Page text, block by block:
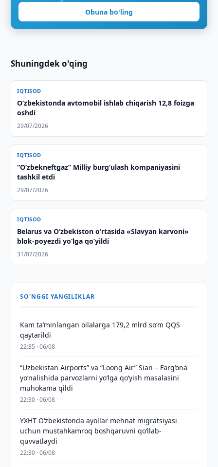
Obuna bo'ling
Shuningdek o'qing
IQTISOD
O‘zbekistonda avtomobil ishlab chiqarish 12,8 foizga
oshdi
29/07/2026
IQTISOD
“Oʻzbekneftgaz” Milliy burgʻulash kompaniyasini
tashkil etdi
29/07/2026
IQTISOD
Belarus va O‘zbekiston o‘rtasida «Slavyan karvoni»
blok-poyezdi yo‘lga qo‘yildi
31/07/2026
SO'NGGI YANGILIKLAR
Kam taʼminlangan oilalarga 179,2 mlrd so‘m QQS
qaytarildi
22:35 · 06/08
“Uzbekistan Airports” va “Loong Air” Sian – Farg‘ona
yo‘nalishida parvozlarni yo‘lga qo‘yish masalasini
muhokama qildi
22:30 · 06/08
YXHT O‘zbekistonda ayollar mehnat migratsiyasi
uchun mustahkamroq boshqaruvni qo‘llab-
quvvatlaydi
22:30 · 06/08